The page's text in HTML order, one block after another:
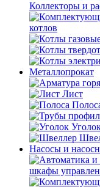
Коллекторы и
котлов
Металлопрокат
Лист
Насосы и
шкафы